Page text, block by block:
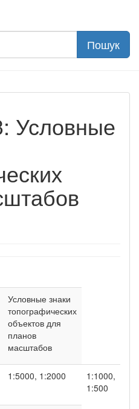
Условные
Условные знаки
топографических
объектов для
планов
масштабов
1:5000, 1:2000
1:1000,
1:500